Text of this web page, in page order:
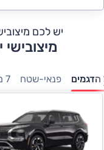
יש לכם
הדגמים פנאי-שטח 7 מושבים